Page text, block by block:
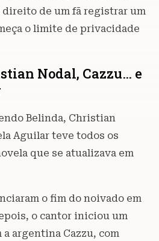
direito de um fã registrar um
o limite de privacidade
Nodal, Cazzu… e
Belinda, Christian
Aguilar teve todos os
que se atualizava em
o fim do noivado em
o cantor iniciou um
argentina Cazzu, com